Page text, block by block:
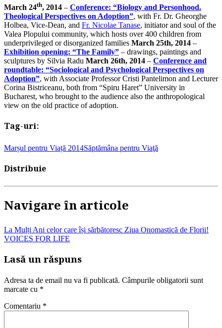
March 24th, 2014 – Conference: “Biology and Personhood.
Theological Perspectives on Adoption”, with Fr. Dr. Gheorghe
Holbea, Vice-Dean, and Fr. Nicolae Tanase, initiator and soul of the
Valea Plopului community, which hosts over 400 children from
underprivileged or disorganized families March 25th, 2014 –
Exhibition opening: “The Family” – drawings, paintings and
sculptures by Silvia Radu March 26th, 2014 – Conference and
roundtable: “Sociological and Psychological Perspectives on
Adoption”, with Associate Professor Cristi Pantelimon and Lecturer
Corina Bistriceanu, both from “Spiru Haret” University in
Bucharest, who brought to the audience also the anthropological
view on the old practice of adoption.
Tag-uri:
Marșul pentru Viață 2014Săptămâna pentru Viaţă
Distribuie
Navigare în articole
La Mulți Ani celor care își sărbătoresc Ziua Onomastică de Florii!
VOICES FOR LIFE
Lasă un răspuns
Adresa ta de email nu va fi publicată. Câmpurile obligatorii sunt
marcate cu *
Comentariu *